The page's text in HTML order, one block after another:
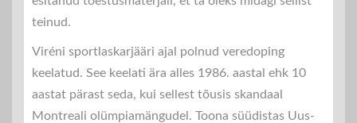
teinud.
Viréni sportlaskarjääri ajal polnud veredoping
keelatud. See keelati ära alles 1986. aastal ehk 10
aastat pärast seda, kui sellest tõusis skandaal
Montreali olümpiamängudel. Toona süüdistas Uus-